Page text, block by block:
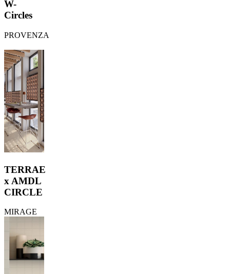
W-
Circles
PROVENZA
TERRAE
x AMDL
CIRCLE
MIRAGE